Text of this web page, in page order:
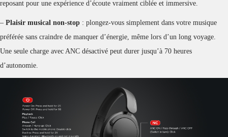
reposant pour une expérience d’écoute vraiment ciblée et immersive.
– Plaisir musical non-stop : plongez-vous simplement dans votre musique
préférée sans craindre de manquer d’énergie, même lors d’un long voyage.
Une seule charge avec ANC désactivé peut durer jusqu’à 70 heures
d’autonomie.